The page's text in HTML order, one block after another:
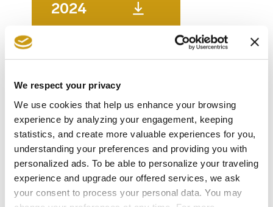
We respect your privacy
We use cookies that help us enhance your browsing
experience by analyzing your engagement, keeping
statistics, and create more valuable experiences for you,
understanding your preferences and providing you with
personalized ads. To be able to personalize your traveling
experience and upgrade our offered services, we ask
your consent to process your personal data. You may
2024
2022
2021
2020